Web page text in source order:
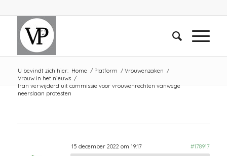
U bevindt zich hier: Home / Platform / Vrouwenzaken /
Vrouw in het nieuws /
Iran verwijderd uit commissie voor vrouwenrechten vanwege
neerslaan protesten
15 december 2022 om 19:17 #178917